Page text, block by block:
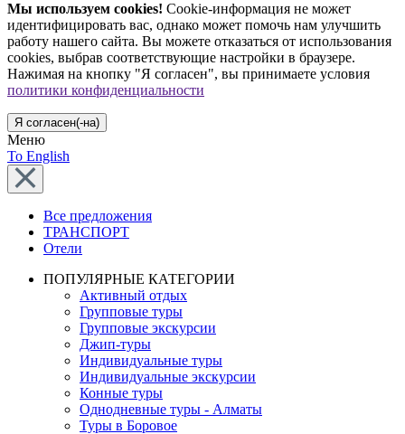
Мы используем cookies! Cookie-информация не может
идентифицировать вас, однако может помочь нам улучшить
работу нашего сайта. Вы можете отказаться от использования
cookies, выбрав соответствующие настройки в браузере.
Нажимая на кнопку "Я согласен", вы принимаете условия
политики конфиденциальности
Я согласен(-на)
Меню
To English
Все предложения
ТРАНСПОРТ
Отели
ПОПУЛЯРНЫЕ КАТЕГОРИИ
Активный отдых
Групповые туры
Групповые экскурсии
Джип-туры
Индивидуальные туры
Индивидуальные экскурсии
Конные туры
Однодневные туры - Алматы
Туры в Боровое